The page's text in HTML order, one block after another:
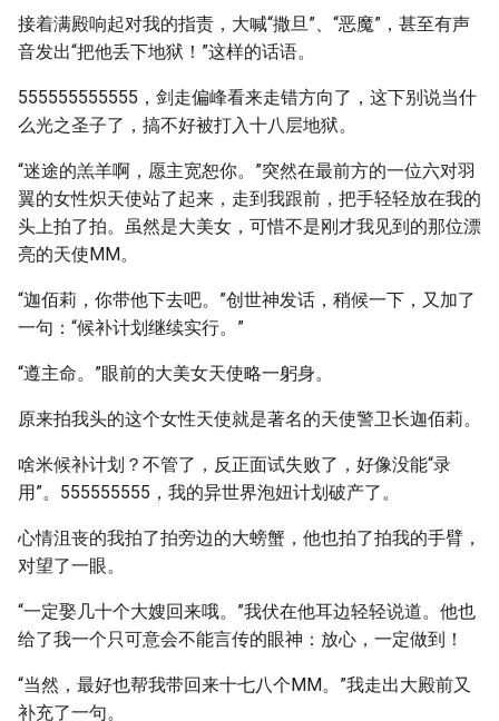
接着满殿响起对我的指责，大喊“撒旦”、“恶魔”，甚至有声
音发出“把他丢下地狱！”这样的话语。
555555555555，剑走偏峰看来走错方向了，这下别说当什
么光之圣子了，搞不好被打入十八层地狱。
“迷途的羔羊啊，愿主宽恕你。”突然在最前方的一位六对羽
翼的女性炽天使站了起来，走到我跟前，把手轻轻放在我的
头上拍了拍。虽然是大美女，可惜不是刚才我见到的那位漂
亮的天使MM。
“迦佰莉，你带他下去吧。”创世神发话，稍候一下，又加了
一句：“候补计划继续实行。”
“遵主命。”眼前的大美女天使略一躬身。
原来拍我头的这个女性天使就是著名的天使警卫长迦佰莉。
啥米候补计划？不管了，反正面试失败了，好像没能“录
用”。555555555，我的异世界泡妞计划破产了。
心情沮丧的我拍了拍旁边的大螃蟹，他也拍了拍我的手臂，
对望了一眼。
“一定娶几十个大嫂回来哦。”我伏在他耳边轻轻说道。他也
给了我一个只可意会不能言传的眼神：放心，一定做到！
“当然，最好也帮我带回来十七八个MM。”我走出大殿前又
补充了一句。